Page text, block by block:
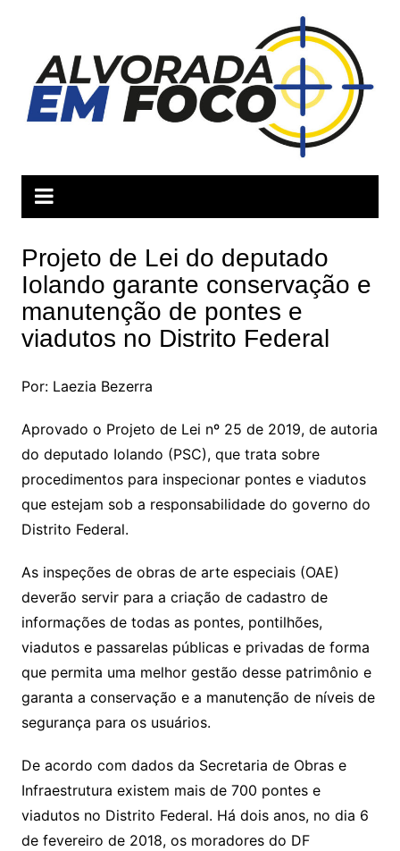
conteúdo
Projeto de Lei do deputado
Iolando garante conservação e
manutenção de pontes e
viadutos no Distrito Federal
Por: Laezia Bezerra
Aprovado o Projeto de Lei nº 25 de 2019, de autoria
do deputado Iolando (PSC), que trata sobre
procedimentos para inspecionar pontes e viadutos
que estejam sob a responsabilidade do governo do
Distrito Federal.
As inspeções de obras de arte especiais (OAE)
deverão servir para a criação de cadastro de
informações de todas as pontes, pontilhões,
viadutos e passarelas públicas e privadas de forma
que permita uma melhor gestão desse patrimônio e
garanta a conservação e a manutenção de níveis de
segurança para os usuários.
De acordo com dados da Secretaria de Obras e
Infraestrutura existem mais de 700 pontes e
viadutos no Distrito Federal. Há dois anos, no dia 6
de fevereiro de 2018, os moradores do DF